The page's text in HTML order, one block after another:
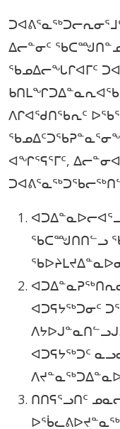
ᐃᓕᓐᓂᑦ
ᖃᓄᐃᓕᖓᒋᐊᒥᑦ
ᐱᒋᐊᖁᑎᖃᕆᑦ
ᐊᖏᕐᕋᕐᒥᑦ,
ᖃᑕᙳᑎᑎᓪᓗ
ᐊᑐᕋᔭᖅᑐᓂᑦ
ᐊᑐᕋᔭᖅᑐᑦ
ᑎᑎᕋᕐᓗᑎᑦ